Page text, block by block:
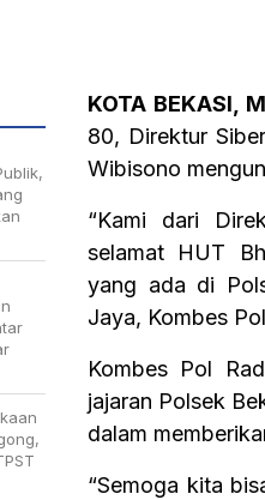
KOTA BEKASI,
80, Direktur
Wibisono
“Kami dari
selamat HUT
yang ada di
Jaya, Kombes
Kombes Pol
jajaran Polsek
dalam
“Semoga kita